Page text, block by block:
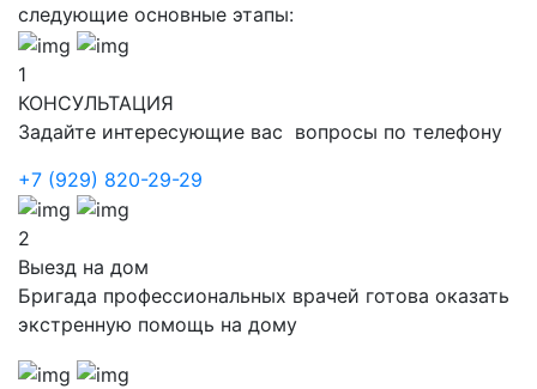
следующие основные этапы:
1
КОНСУЛЬТАЦИЯ
Задайте интересующие вас вопросы по телефону
+7 (929) 820-29-29
2
Выезд на дом
Бригада профессиональных врачей готова оказать
экстренную помощь на дому